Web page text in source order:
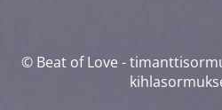
© Beat of Love -